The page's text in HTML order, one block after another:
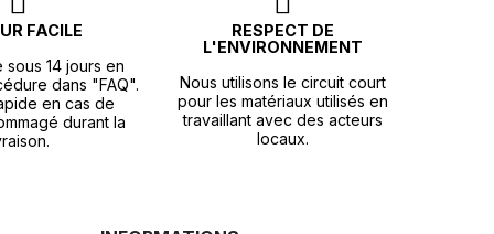
FACILE
sous 14 jours en
dans "FAQ".
en cas de
durant la
RESPECT DE
L'ENVIRONNEMENT
Nous utilisons le circuit court
pour les matériaux utilisés en
travaillant avec des acteurs
locaux.